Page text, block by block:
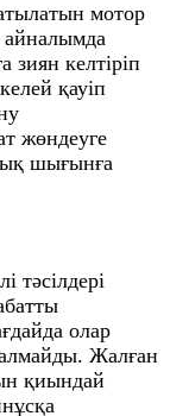
мотор
келтіріп
қауіп
жөндеуге
шығынға
тәсілдері
олар
Жалған
қиындай